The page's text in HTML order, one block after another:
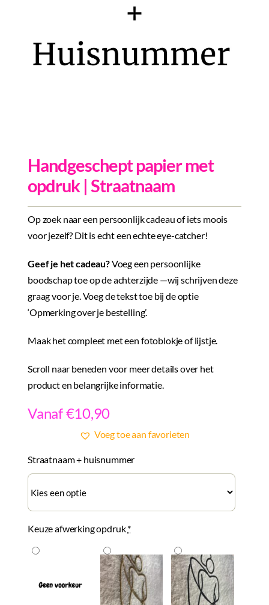
Inloggen
Overige
Handgeschept papier met
opdruk | Straatnaam
Op zoek naar een persoonlijk cadeau of iets moois
voor jezelf? Dit is echt een echte eye-catcher!
Geef je het cadeau?Voeg een persoonlijke
boodschap toe op de achterzijde —wij schrijven deze
graag voor je. Voeg de tekst toe bij de optie
‘Opmerking over je bestelling’.
Maak het compleet met een fotoblokje of lijstje.
Scroll naar beneden voor meer details over het
product en belangrijke informatie.
Vanaf €10,90
Voeg toe aan favorieten
Straatnaam + huisnummer
Keuze afwerking opdruk*